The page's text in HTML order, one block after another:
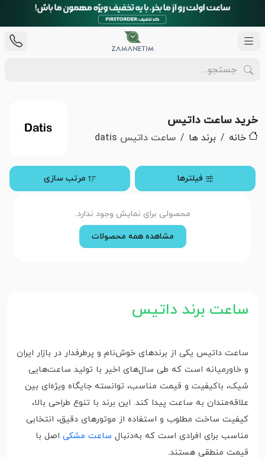
خرید ساعت داتیس
خانه برند ها ساعت داتیس datis
فیلترها مرتب سازی
محصولی برای نمایش وجود ندارد.
مشاهده همه محصولات
ساعت برند داتیس
ساعت داتیس یکی از برندهای خوش‌نام و پرطرفدار در بازار ایران
و خاورمیانه است که طی سال‌های اخیر با تولید ساعت‌هایی
شیک، باکیفیت و قیمت مناسب، توانسته جایگاه ویژه‌ای بین
علاقه‌مندان به ساعت پیدا کند. این برند با تنوع طراحی بالا،
کیفیت ساخت مطلوب و استفاده از موتورهای دقیق، انتخابی
مناسب برای افرادی است که به‌دنبال ساعت مشکی اصل با
قیمت منطقی هستند.